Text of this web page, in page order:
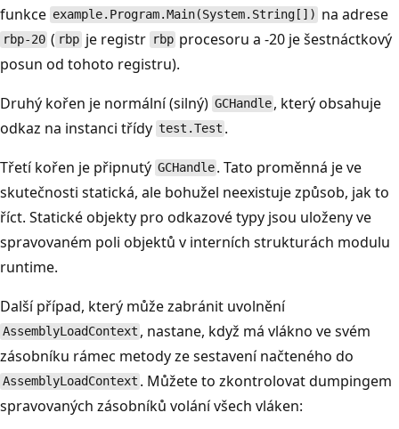
funkce example.Program.Main(System.String[]) na adrese
rbp-20 ( rbpje registr rbp procesoru a -20 je šestnáctkový
posun od tohoto registru).
Druhý kořen je normální (silný) GCHandle , který obsahuje
odkaz na instanci třídy test.Test .
Třetí kořen je připnutý GCHandle . Tato proměnná je ve
skutečnosti statická, ale bohužel neexistuje způsob, jak to
říct. Statické objekty pro odkazové typy jsou uloženy ve
spravovaném poli objektů v interních strukturách modulu
runtime.
Další případ, který může zabránit uvolnění
AssemblyLoadContext , nastane, když má vlákno ve svém
zásobníku rámec metody ze sestavení načteného do
AssemblyLoadContext . Můžete to zkontrolovat dumpingem
spravovaných zásobníků volání všech vláken: